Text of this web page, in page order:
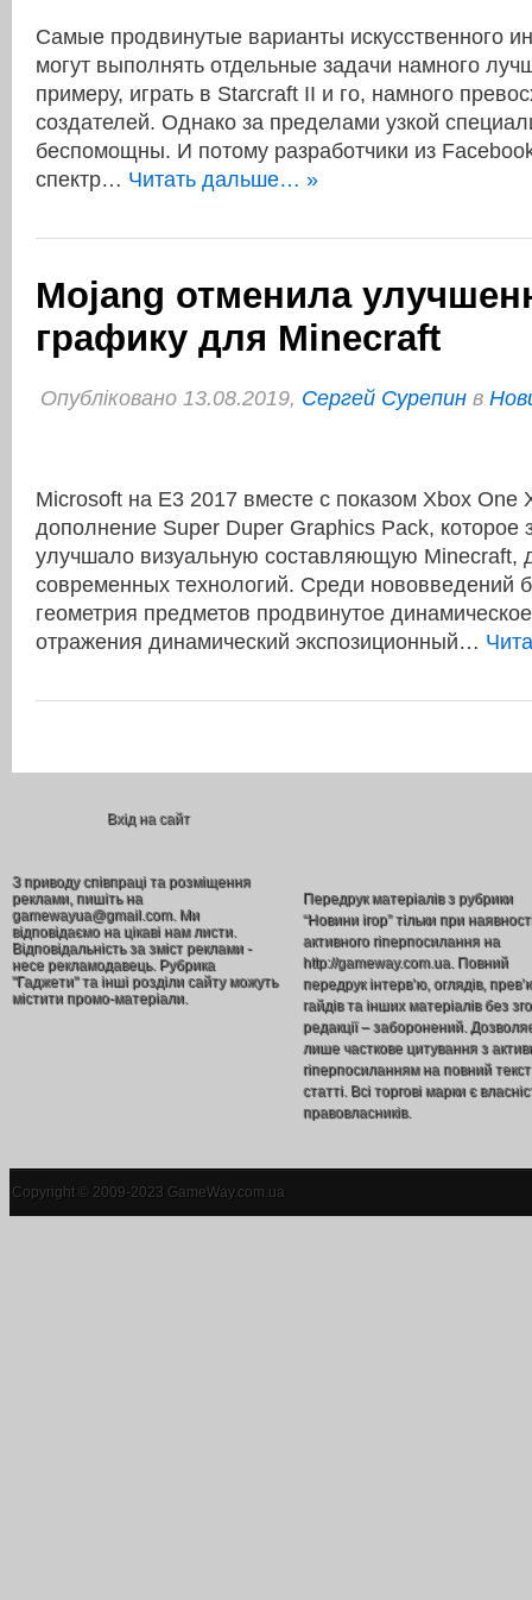
Самые продвинутые варианты искусственного
могут выполнять отдельные задачи намного
примеру, играть в Starcraft II и го, намного
создателей. Однако за пределами узкой
беспомощны. И потому разработчики из
спектр… Читать дальше… »
Mojang отменила
графику для Minecraft
Опубліковано 13.08.2019, Сергей Сурепин в
Microsoft на Е3 2017 вместе с показом Xbox One
дополнение Super Duper Graphics Pack, которое
улучшало визуальную составляющую Minecraft,
современных технологий. Среди нововведений
геометрия предметов продвинутое
отражения динамический экспозиционный…
Вхід на сайт
З приводу співпраці та розміщення
реклами, пишіть на
gamewayua@gmail.com. Ми
відповідаємо на цікаві нам листи.
Відповідальність за зміст реклами -
несе рекламодавець. Рубрика
"Гаджети" та інші розділи сайту можуть
містити промо-матеріали.
Передрук матеріалів з рубрики
“Новини ігор” тільки при
активного гіперпосилання на
http://gameway.com.ua. Повний
передрук інтерв’ю, оглядів,
гайдів та інших матеріалів без
редакції – заборонений.
лише часткове цитування з
гіперпосиланням на повний текст
статті. Всі торгові марки є
правовласників.
Copyright © 2009-2023 GameWay.com.ua